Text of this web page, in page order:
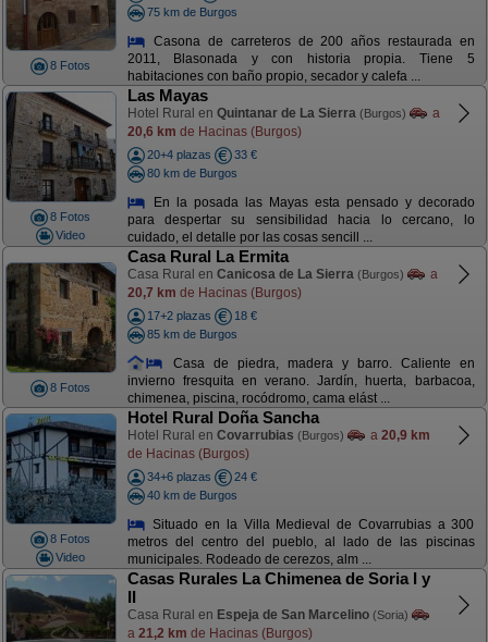
8 Fotos
75 km de Burgos
Casona de carreteros de 200 años restaurada en
2011, Blasonada y con historia propia. Tiene 5
habitaciones con baño propio, secador y calefa ...
8 Fotos
Video
Las Mayas
Hotel Rural en Quintanar de La Sierra (Burgos)
a
20,6 km de Hacinas (Burgos)
20+4 plazas
33 €
80 km de Burgos
En la posada las Mayas esta pensado y decorado
para despertar su sensibilidad hacia lo cercano, lo
cuidado, el detalle por las cosas sencill ...
8 Fotos
Casa Rural La Ermita
Casa Rural en Canicosa de La Sierra (Burgos)
a
20,7 km de Hacinas (Burgos)
17+2 plazas
18 €
85 km de Burgos
Casa de piedra, madera y barro. Caliente en
invierno fresquita en verano. Jardín, huerta, barbacoa,
chimenea, piscina, rocódromo, cama elást ...
8 Fotos
Video
Hotel Rural Doña Sancha
Hotel Rural en Covarrubias (Burgos) a 20,9 km
de Hacinas (Burgos)
34+6 plazas
24 €
40 km de Burgos
Situado en la Villa Medieval de Covarrubias a 300
metros del centro del pueblo, al lado de las piscinas
municipales. Rodeado de cerezos, alm ...
Casas Rurales La Chimenea de Soria I y
II
Casa Rural en Espeja de San Marcelino (Soria)
a 21,2 km de Hacinas (Burgos)